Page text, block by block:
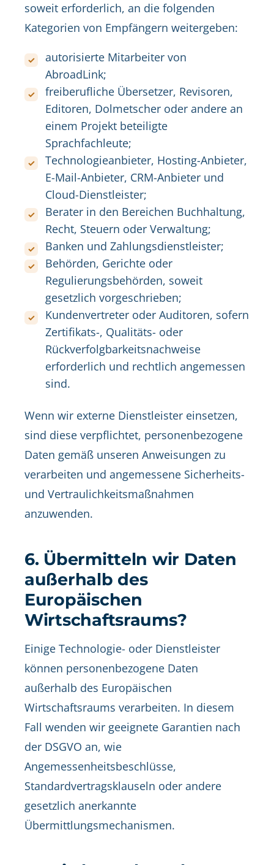
soweit erforderlich, an die folgenden
Kategorien von Empfängern weitergeben:
autorisierte Mitarbeiter von
AbroadLink;
freiberufliche Übersetzer, Revisoren,
Editoren, Dolmetscher oder andere an
einem Projekt beteiligte
Sprachfachleute;
Technologieanbieter, Hosting-Anbieter,
E-Mail-Anbieter, CRM-Anbieter und
Cloud-Dienstleister;
Berater in den Bereichen Buchhaltung,
Recht, Steuern oder Verwaltung;
Banken und Zahlungsdienstleister;
Behörden, Gerichte oder
Regulierungsbehörden, soweit
gesetzlich vorgeschrieben;
Kundenvertreter oder Auditoren, sofern
Zertifikats-, Qualitäts- oder
Rückverfolgbarkeitsnachweise
erforderlich und rechtlich angemessen
sind.
Wenn wir externe Dienstleister einsetzen,
sind diese verpflichtet, personenbezogene
Daten gemäß unseren Anweisungen zu
verarbeiten und angemessene Sicherheits-
und Vertraulichkeitsmaßnahmen
anzuwenden.
6. Übermitteln wir Daten
außerhalb des
Europäischen
Wirtschaftsraums?
Einige Technologie- oder Dienstleister
können personenbezogene Daten
außerhalb des Europäischen
Wirtschaftsraums verarbeiten. In diesem
Fall wenden wir geeignete Garantien nach
der DSGVO an, wie
Angemessenheitsbeschlüsse,
Standardvertragsklauseln oder andere
gesetzlich anerkannte
Übermittlungsmechanismen.